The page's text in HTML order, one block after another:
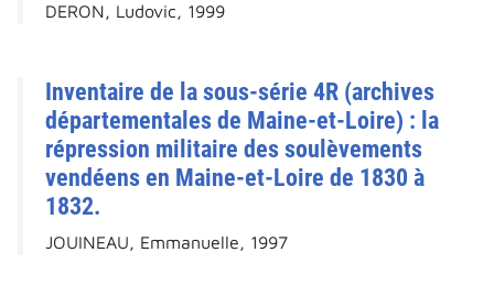
DERON, Ludovic, 1999
Inventaire de la sous-série 4R (archives
départementales de Maine-et-Loire) : la
répression militaire des soulèvements
vendéens en Maine-et-Loire de 1830 à
1832.
JOUINEAU, Emmanuelle, 1997